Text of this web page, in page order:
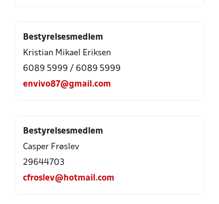
Bestyrelsesmedlem
Kristian Mikael Eriksen
6089 5999 / 6089 5999
envivo87@gmail.com
Bestyrelsesmedlem
Casper Frøslev
29644703
cfroslev@hotmail.com